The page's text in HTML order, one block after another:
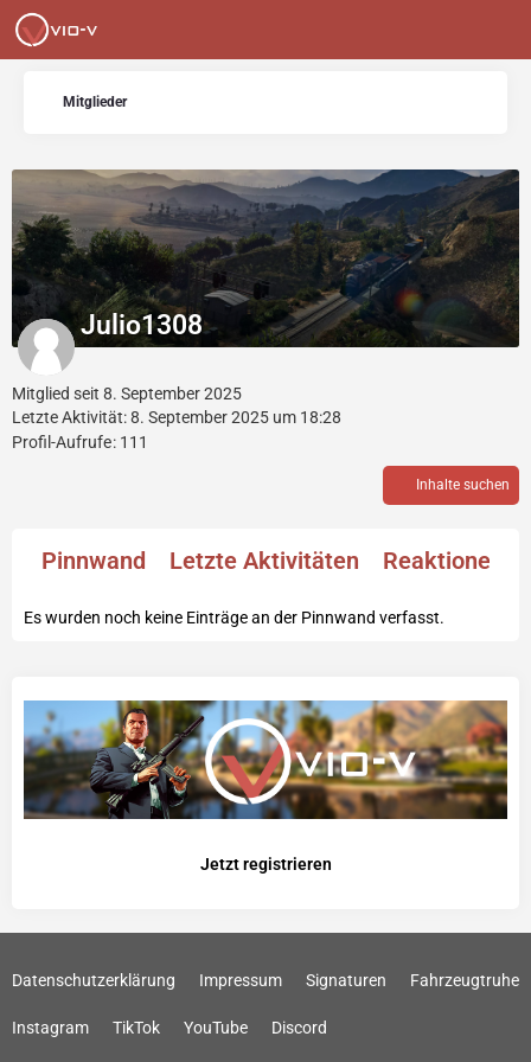
Mitglieder
Julio1308
Mitglied seit 8. September 2025
Letzte Aktivität:8. September 2025 um 18:28
Profil-Aufrufe 111
Inhalte suchen
Pinnwand Letzte Aktivitäten Reaktionen
Es wurden noch keine Einträge an der Pinnwand verfasst.
Jetzt registrieren
Datenschutzerklärung Impressum Signaturen Fahrzeugtruhe
Instagram TikTok YouTube Discord